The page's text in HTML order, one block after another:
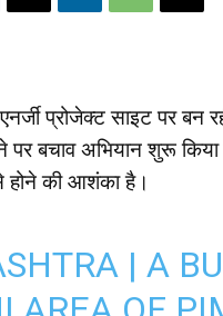
प्रोजेक्ट साइट पर बन
पर बचाव अभियान शुरू
की आशंका है।
| A